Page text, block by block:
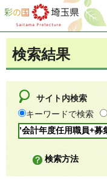
彩の国 埼玉県
検索結果
サイト内検索
キーワードで検索
検索方法